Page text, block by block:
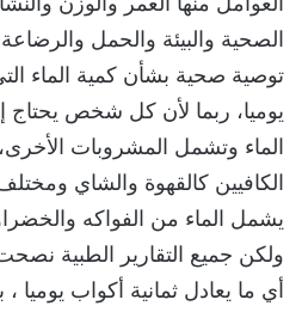
الصحية والبيئة والحمل والرضاعة
توصية صحية بشأن كمية الماء
يوميا، ربما لأن كل شخص
الماء وتشمل المشروبات
الكافيين كالقهوة والشاي
يشمل الماء من الفواكه
ولكن جميع التقارير الطبية
أي ما يعادل ثمانية أكواب يوميا ،